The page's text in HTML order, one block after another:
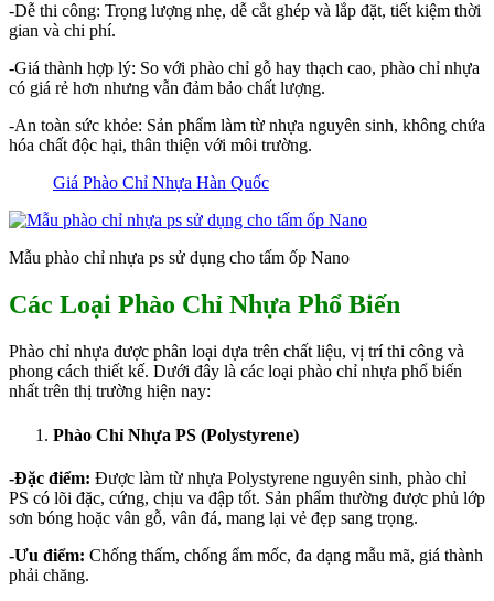
-Dễ thi công: Trọng lượng nhẹ, dễ cắt ghép và lắp đặt, tiết kiệm thời
gian và chi phí.
-Giá thành hợp lý: So với phào chỉ gỗ hay thạch cao, phào chỉ nhựa
có giá rẻ hơn nhưng vẫn đảm bảo chất lượng.
-An toàn sức khỏe: Sản phẩm làm từ nhựa nguyên sinh, không chứa
hóa chất độc hại, thân thiện với môi trường.
Giá Phào Chỉ Nhựa Hàn Quốc
Mẫu phào chỉ nhựa ps sử dụng cho tấm ốp Nano
Các Loại Phào Chỉ Nhựa Phổ Biến
Phào chỉ nhựa được phân loại dựa trên chất liệu, vị trí thi công và
phong cách thiết kế. Dưới đây là các loại phào chỉ nhựa phổ biến
nhất trên thị trường hiện nay:
Phào Chỉ Nhựa PS (Polystyrene)
-Đặc điểm: Được làm từ nhựa Polystyrene nguyên sinh, phào chỉ
PS có lõi đặc, cứng, chịu va đập tốt. Sản phẩm thường được phủ lớp
sơn bóng hoặc vân gỗ, vân đá, mang lại vẻ đẹp sang trọng.
-Ưu điểm: Chống thấm, chống ẩm mốc, đa dạng mẫu mã, giá thành
phải chăng.